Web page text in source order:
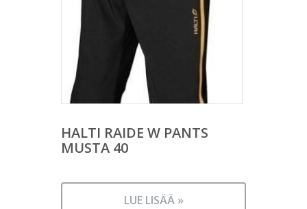
HALTI RAIDE W PANTS
MUSTA 40
LUE LISÄÄ »